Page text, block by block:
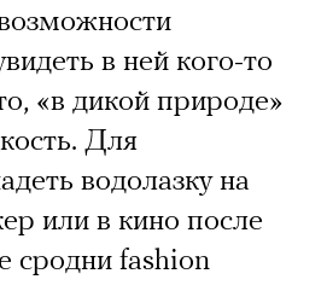
в ней кого-то
«в дикой природе»
Для
водолазку на
или в кино после
сродни fashion